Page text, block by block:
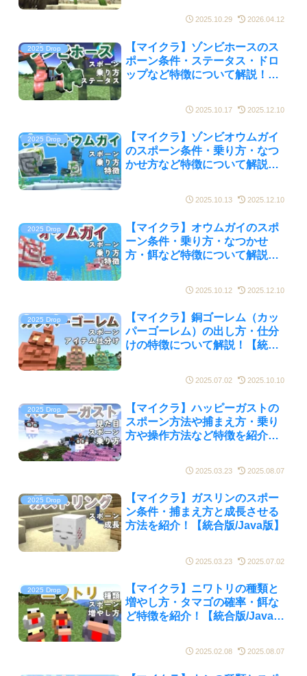
2025.10.29 2026.04.12
2025 Drop
【マイクラ】ゾンビホースのス
ポーン条件・ステータス・ドロ
ップなど特徴について解説！
2025.10.17 2025.12.10
2025 Drop
【マイクラ】ゾンビオウムガイ
のスポーン条件・乗り方・なつ
かせ方など特徴について解説！
2025.10.13 2025.12.10
2025 Drop
【マイクラ】オウムガイのスポ
ーン条件・乗り方・なつかせ
方・餌など特徴について解説！
2025.10.12 2025.12.10
2025 Drop
【マイクラ】銅ゴーレム（カッ
パーゴーレム）の出し方・仕分
けの特徴について解説！【統合
2025.07.02 2025.10.10
2025 Drop
【マイクラ】ハッピーガストの
スポーン方法や捕まえ方・乗り
方や操作方法など特徴を紹介！
2025.03.23 2025.08.07
2025 Drop
【マイクラ】ガスリンのスポー
ン条件・捕まえ方と成長させる
方法を紹介！【統合版/Java版】
2025.03.23 2025.07.02
2025 Drop
【マイクラ】ニワトリの種類と
増やし方・タマゴの確率・餌な
ど特徴を紹介！【統合版/Java
2025.02.08 2025.08.07